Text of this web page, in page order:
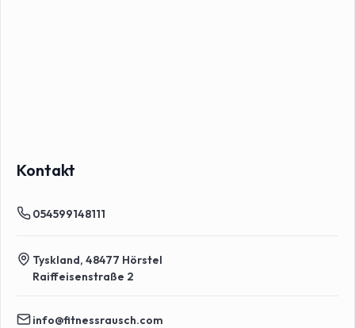
Kontakt
054599148111
Tyskland, 48477 Hörstel
Raiffeisenstraße 2
info@fitnessrausch.com